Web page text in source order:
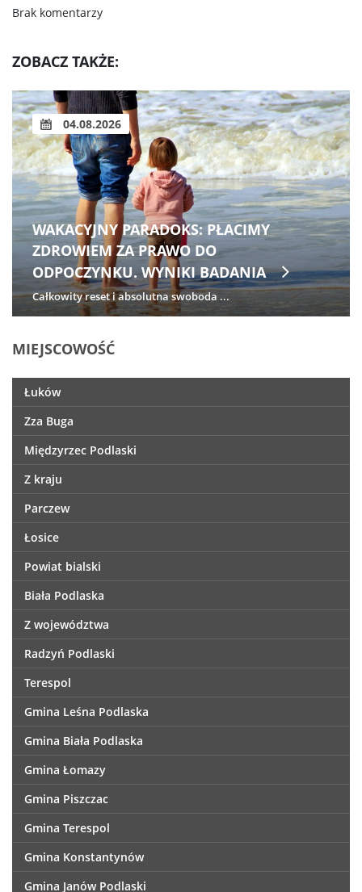
Brak komentarzy
ZOBACZ TAKŻE:
03.08.2026
PODLASIE 21. SEZON W III LIDZE
ROZPOCZĘŁO PORAŻKĄ. 7 SIERPNIA
POWRÓT DRUŻYNY SPRZED 40 LAT!
Nie udał się niedzielny (2 sierpnia) w...
MIEJSCOWOŚĆ
Łuków
Zza Buga
Międzyrzec Podlaski
Z kraju
Parczew
Łosice
Powiat bialski
Biała Podlaska
Z województwa
Radzyń Podlaski
Terespol
Gmina Leśna Podlaska
Gmina Biała Podlaska
Gmina Łomazy
Gmina Piszczac
Gmina Terespol
Gmina Konstantynów
Gmina Janów Podlaski